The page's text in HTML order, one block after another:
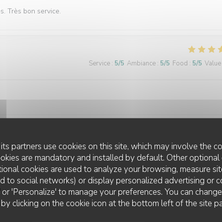
partners use cookies on this site, which may involve the
are mandatory and installed by default. Other optional
cookies are used to analyze your browsing, measure
to social networks) or display personalized advertising or
'Personalize' to manage your preferences. You can
clicking on the cookie icon at the bottom left of the site
Très bon service.
Service : 5/5 Ambiance : 5/5 Food : 5/5 Value
Service: 5/5 Ambiance: 5/5 Food:5/5 Value
Service: 5/5 Ambiance: 5/5 Food: 5/5 Value